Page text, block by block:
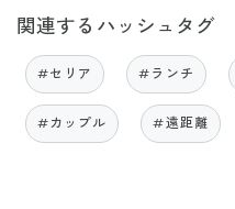
関連するハッシュタグ
#セリア #ランチ
#カップル #遠距離